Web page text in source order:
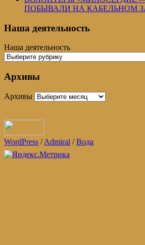
ПОБЫВАЛИ НА КАБЕЛЬНОМ
Наша деятельность
Наша деятельность
Архивы
Архивы
WordPress /Admiral /Вода